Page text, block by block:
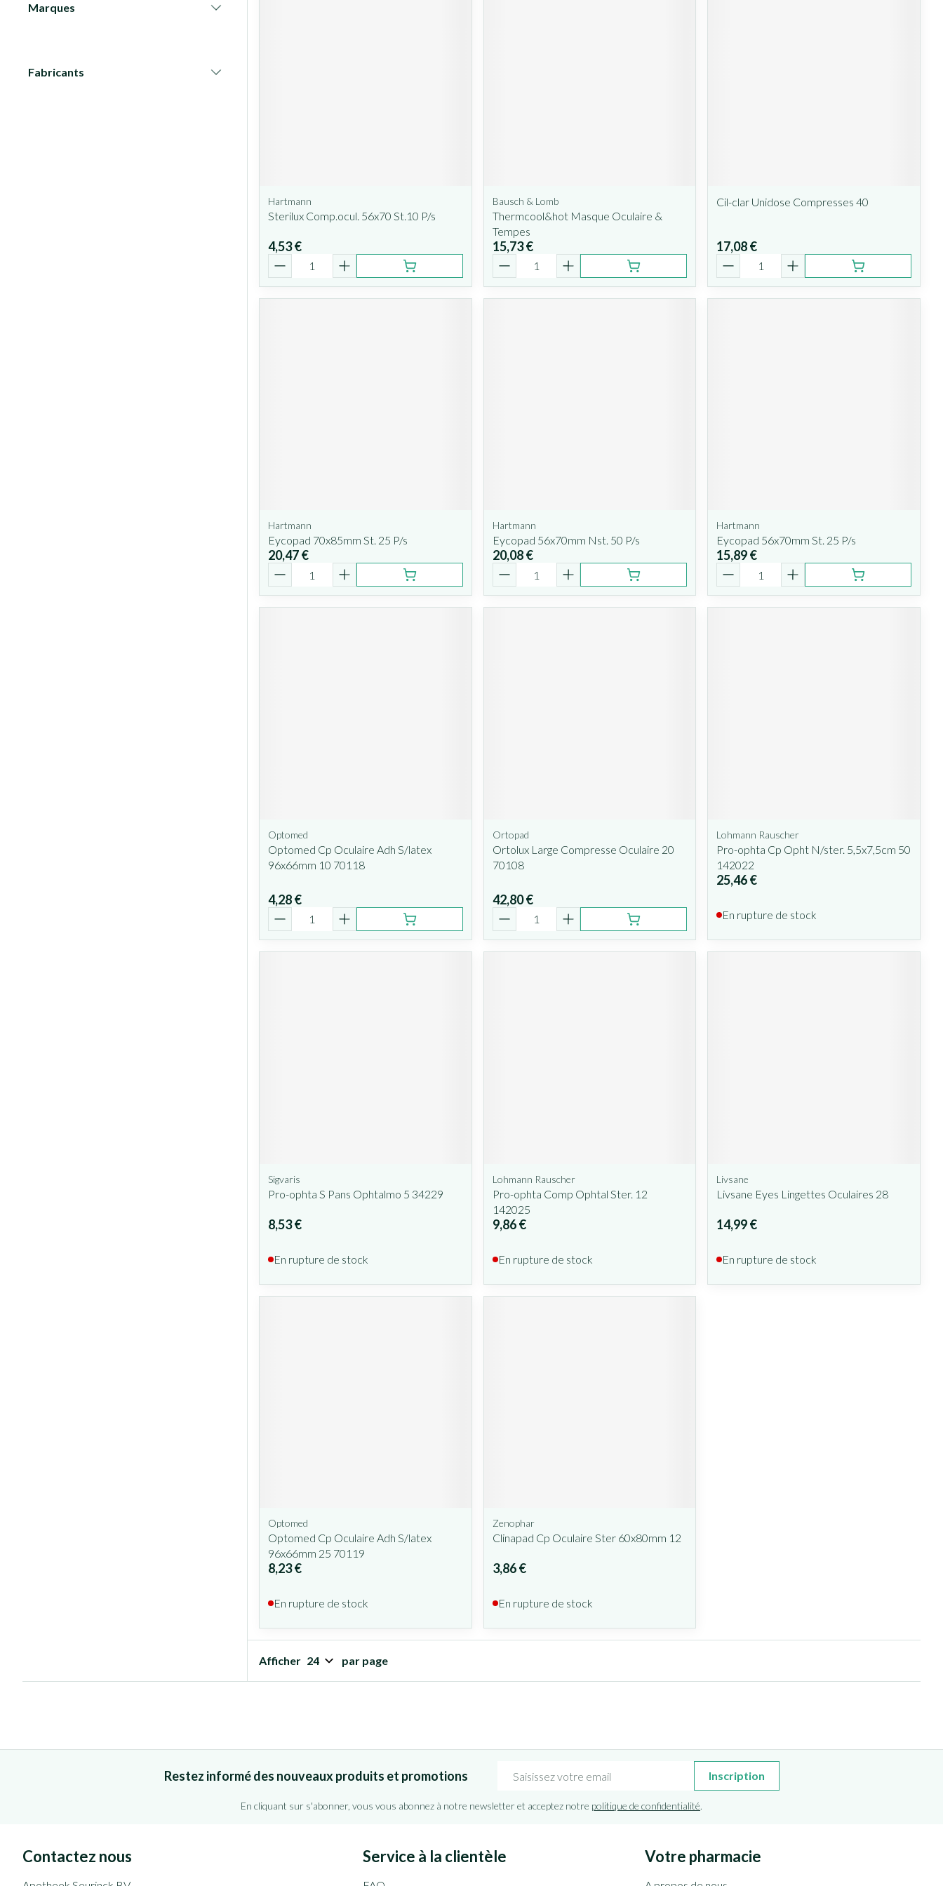
Marques
Fabricants
Hartmann
Sterilux Comp.ocul. 56x70 St.10 P/s
4,53 €
Quantité
Bausch & Lomb
Thermcool&hot Masque Oculaire &
Tempes
15,73 €
Quantité
Cil-clar Unidose Compresses 40
17,08 €
Quantité
Hartmann
Eycopad 70x85mm St. 25 P/s
20,47 €
Quantité
Hartmann
Eycopad 56x70mm Nst. 50 P/s
20,08 €
Quantité
Hartmann
Eycopad 56x70mm St. 25 P/s
15,89 €
Quantité
Optomed
Optomed Cp Oculaire Adh S/latex
96x66mm 10 70118
4,28 €
Quantité
Ortopad
Ortolux Large Compresse Oculaire 20
70108
42,80 €
Quantité
Lohmann Rauscher
Pro-ophta Cp Opht N/ster. 5,5x7,5cm 50
142022
25,46 €
En rupture de stock
Sigvaris
Pro-ophta S Pans Ophtalmo 5 34229
8,53 €
En rupture de stock
Lohmann Rauscher
Pro-ophta Comp Ophtal Ster. 12
142025
9,86 €
En rupture de stock
Livsane
Livsane Eyes Lingettes Oculaires 28
14,99 €
En rupture de stock
Optomed
Optomed Cp Oculaire Adh S/latex
96x66mm 25 70119
8,23 €
En rupture de stock
Zenophar
Clinapad Cp Oculaire Ster 60x80mm 12
3,86 €
En rupture de stock
Afficher par page
Restez informé des nouveaux produits et promotions Inscription
En cliquant sur s'abonner, vous vous abonnez à notre newsletter et acceptez notre politique de confidentialité.
Contactez nous Service à la clientèle Votre pharmacie